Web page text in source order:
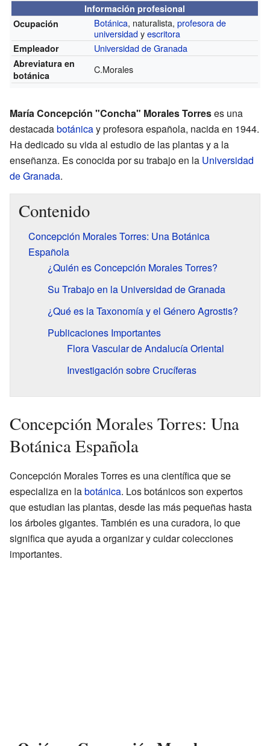
Información profesional
Ocupación
Botánica, naturalista,profesora de
universidadyescritora
Empleador Universidad de Granada
Abreviatura en
botánica
C.Morales
María Concepción "Concha" Morales Torreses una
destacadabotánicay profesora española, nacida en 1944.
Ha dedicado su vida al estudio de las plantas y a la
enseñanza. Es conocida por su trabajo en la Universidad
de Granada.
Contenido
Concepción Morales Torres: Una Botánica
Española
¿Quién es Concepción Morales Torres?
Su Trabajo en la Universidad de Granada
¿Qué es la Taxonomía y el Género Agrostis?
Publicaciones Importantes
Flora Vascular de Andalucía Oriental
Investigación sobre Crucíferas
Concepción Morales Torres: Una
Botánica Española
Concepción Morales Torres es una científica que se
especializa en labotánica. Los botánicos son expertos
que estudian las plantas, desde las más pequeñas hasta
los árboles gigantes. También es una curadora, lo que
significa que ayuda a organizar y cuidar colecciones
importantes.